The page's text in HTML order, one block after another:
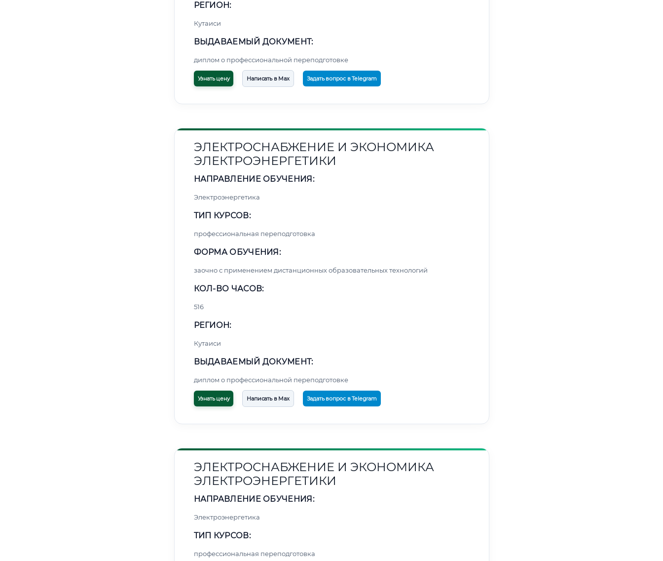
РЕГИОН:
Кутаиси
ВЫДАВАЕМЫЙ ДОКУМЕНТ:
диплом о профессиональной переподготовке
Узнать цену Написать в Max Задать вопрос в Telegram
ЭЛЕКТРОСНАБЖЕНИЕ И ЭКОНОМИКА
ЭЛЕКТРОЭНЕРГЕТИКИ
НАПРАВЛЕНИЕ ОБУЧЕНИЯ:
Электроэнергетика
ТИП КУРСОВ:
профессиональная переподготовка
ФОРМА ОБУЧЕНИЯ:
заочно с применением дистанционных образовательных технологий
КОЛ-ВО ЧАСОВ:
516
РЕГИОН:
Кутаиси
ВЫДАВАЕМЫЙ ДОКУМЕНТ:
диплом о профессиональной переподготовке
Узнать цену Написать в Max Задать вопрос в Telegram
ЭЛЕКТРОСНАБЖЕНИЕ И ЭКОНОМИКА
ЭЛЕКТРОЭНЕРГЕТИКИ
НАПРАВЛЕНИЕ ОБУЧЕНИЯ:
Электроэнергетика
ТИП КУРСОВ:
профессиональная переподготовка